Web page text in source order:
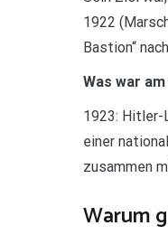
1922
Bastion“
Was war
1923: Hitler-
einer
zusammen
Warum